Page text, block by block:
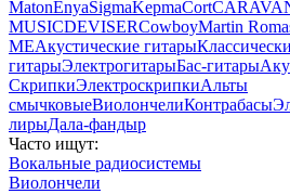
MatonEnyaSigmaKepmaCort
MUSICDEVISERCowboyMartin
MEАкустические гитары
гитарыЭлектрогитарыБас-гитары
СкрипкиЭлектроскрипкиАльты
смычковыеВиолончелиКонтрабасы
лирыДала-фандыр
Часто ищут:
Вокальные радиосистемы
Виолончели